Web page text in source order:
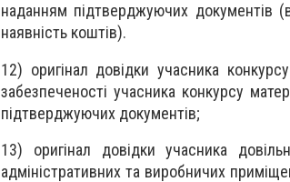
наданням підтверджуючих документів
наявність коштів).
12) оригінал довідки учасника
забезпеченості учасника конкурсу
підтверджуючих документів;
13) оригінал довідки учасника
адміністративних та виробничих